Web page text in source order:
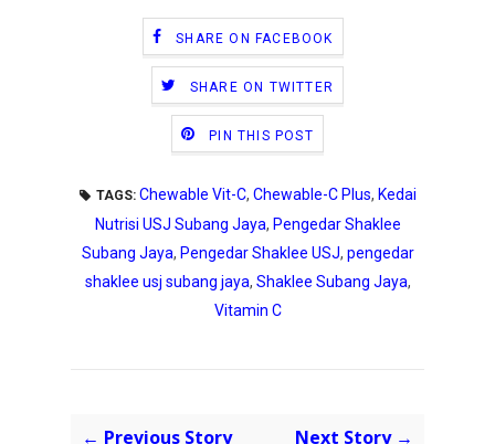
SHARE ON FACEBOOK
SHARE ON TWITTER
PIN THIS POST
TAGS: Chewable Vit-C, Chewable-C Plus, Kedai
Nutrisi USJ Subang Jaya, Pengedar Shaklee
Subang Jaya, Pengedar Shaklee USJ, pengedar
shaklee usj subang jaya, Shaklee Subang Jaya,
Vitamin C
← Previous Story Next Story →